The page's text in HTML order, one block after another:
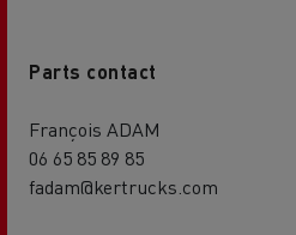
Parts contact
François ADAM
06 65 85 89 85
fadam@kertrucks.com